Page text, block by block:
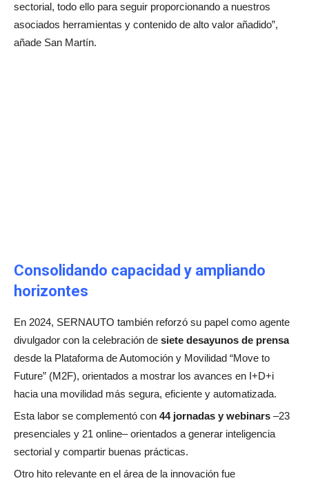
sectorial, todo ello para seguir proporcionando a nuestros
asociados herramientas y contenido de alto valor añadido”,
añade San Martín.
Consolidando capacidad y ampliando
horizontes
En 2024, SERNAUTO también reforzó su papel como agente
divulgador con la celebración de siete desayunos de prensa
desde la Plataforma de Automoción y Movilidad “Move to
Future” (M2F), orientados a mostrar los avances en I+D+i
hacia una movilidad más segura, eficiente y automatizada.
Esta labor se complementó con 44 jornadas y webinars –23
presenciales y 21 online– orientados a generar inteligencia
sectorial y compartir buenas prácticas.
Otro hito relevante en el área de la innovación fue